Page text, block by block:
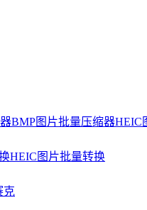
BMP图片批量压缩器HEIC
HEIC图片批量转换
克